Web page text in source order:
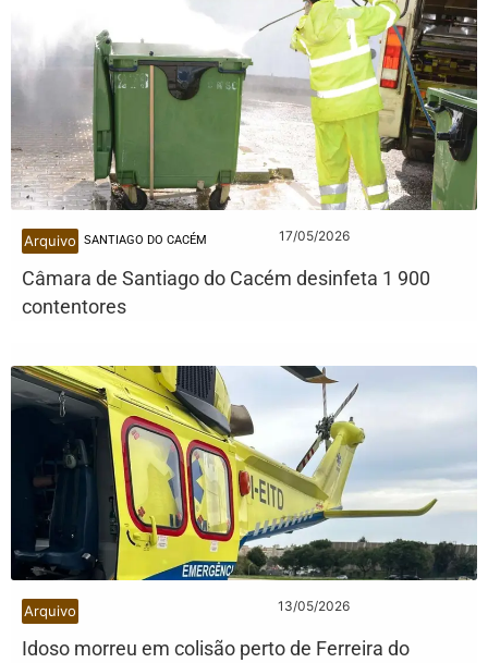
Arquivo SANTIAGO DO CACÉM 17/05/2026
Câmara de Santiago do Cacém desinfeta 1 900
contentores
Arquivo 13/05/2026
Idoso morreu em colisão perto de Ferreira do